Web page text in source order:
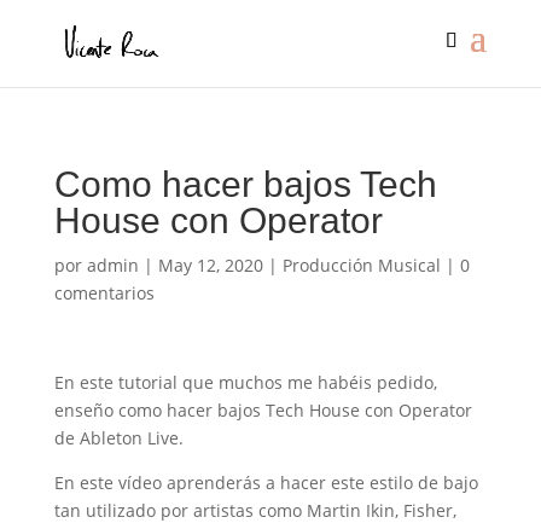
Como hacer bajos Tech
House con Operator
por admin | May 12, 2020| Producción Musical | 0
comentarios
En este tutorial que muchos me habéis pedido,
enseño como hacer bajos Tech House con Operator
de Ableton Live.
En este vídeo aprenderás a hacer este estilo de bajo
tan utilizado por artistas como Martin Ikin, Fisher,